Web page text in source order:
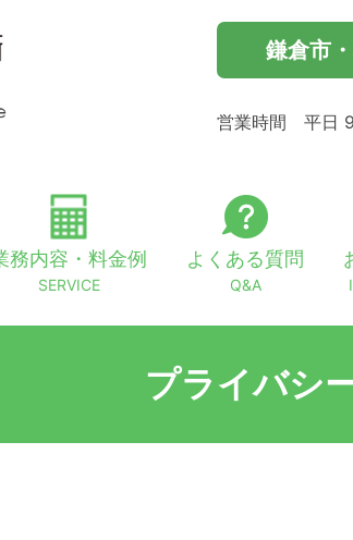
鎌倉市
営業時間 平日
務内容・料金例
SERVICE
よくある質問
Q&A
プライバシ